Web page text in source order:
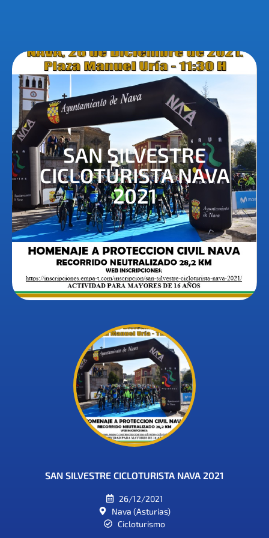
SAN SILVESTRE
CICLOTURISTA NAVA
2021
SAN SILVESTRE CICLOTURISTA NAVA 2021
26/12/2021
Nava (Asturias)
Cicloturismo